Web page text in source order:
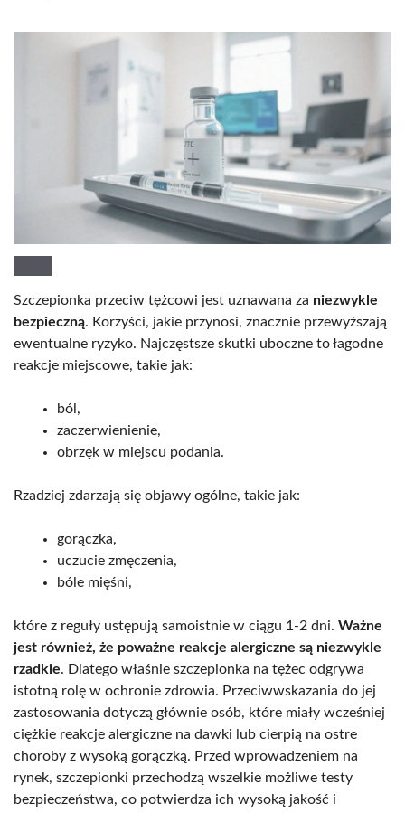
Szczepionka przeciw tężcowi jest uznawana za niezwykle
bezpieczną. Korzyści, jakie przynosi, znacznie przewyższają
ewentualne ryzyko. Najczęstsze skutki uboczne to łagodne
reakcje miejscowe, takie jak:
ból,
zaczerwienienie,
obrzęk w miejscu podania.
Rzadziej zdarzają się objawy ogólne, takie jak:
gorączka,
uczucie zmęczenia,
bóle mięśni,
które z reguły ustępują samoistnie w ciągu 1-2 dni. Ważne
jest również, że poważne reakcje alergiczne są niezwykle
rzadkie. Dlatego właśnie szczepionka na tężec odgrywa
istotną rolę w ochronie zdrowia. Przeciwwskazania do jej
zastosowania dotyczą głównie osób, które miały wcześniej
ciężkie reakcje alergiczne na dawki lub cierpią na ostre
choroby z wysoką gorączką. Przed wprowadzeniem na
rynek, szczepionki przechodzą wszelkie możliwe testy
bezpieczeństwa, co potwierdza ich wysoką jakość i